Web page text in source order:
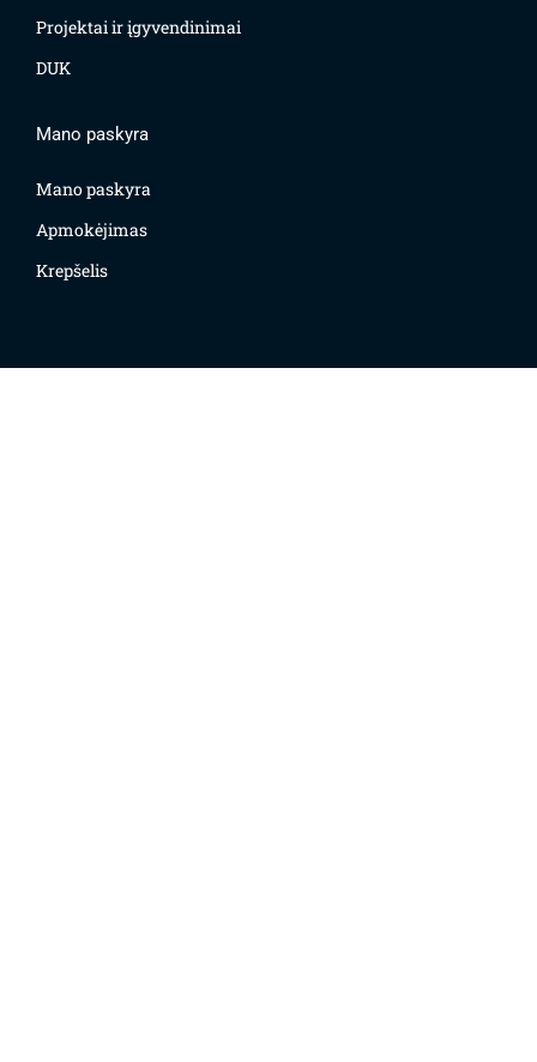
Projektai ir įgyvendinimai
DUK
Mano paskyra
Mano paskyra
Apmokėjimas
Krepšelis